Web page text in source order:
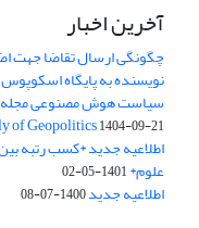
آخرین اخبار
چگونگی ارسال تقاضا جهت
نویسنده به پایگاه اسکوپوس
سیاست هوش مصنوعی مجله
of Geopolitics1404-09-21
اطلاعیه جدید *کسب رتبه
علوم*1401-05-02
اطلاعیه جدید1400-07-08